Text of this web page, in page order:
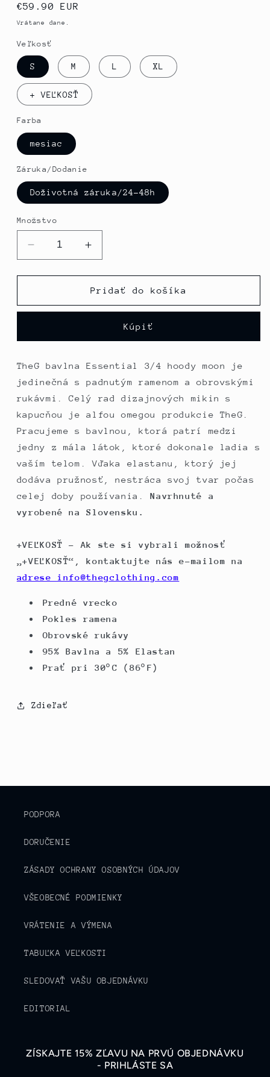
Normálna
cena
€59.90 EUR
Vrátane dane.
Veľkosť
S M L XL
+ VEĽKOSŤ
Farba
mesiac
Záruka/Dodanie
Doživotná záruka/24-48h
Množstvo
Znížiť
množstvo
pre
Essential
//
Zvýšte
množstvo
pre
TheG
Essential
//
Pridať do košíka
Kúpiť
TheG bavlna Essential 3/4 hoody moon je
jedinečná s padnutým ramenom a obrovskými
rukávmi. Celý rad dizajnových mikin s
kapucňou je alfou omegou produkcie TheG.
Pracujeme s bavlnou, ktorá patrí medzi
jedny z mála látok, ktoré dokonale ladia s
vaším telom. Vďaka elastanu, ktorý jej
dodáva pružnosť, nestráca svoj tvar počas
celej doby používania.Navrhnuté a
vyrobené na Slovensku.
+VEĽKOSŤ – Ak ste si vybrali možnosť
„+VEĽKOSŤ“, kontaktujte nás e-mailom na
adrese info@thegclothing.com
Predné vrecko
Pokles ramena
Obrovské rukávy
95% Bavlna a 5% Elastan
Prať pri 30°C (86°F)
Zdieľať
PODPORA
DORUČENIE
ZÁSADY OCHRANY OSOBNÝCH ÚDAJOV
VŠEOBECNÉ PODMIENKY
VRÁTENIE A VÝMENA
TABUĽKA VEĽKOSTI
SLEDOVAŤ VAŠU OBJEDNÁVKU
EDITORIAL
ZÍSKAJTE 15% ZĽAVU NA PRVÚ OBJEDNÁVKU
- PRIHLÁSTE SA